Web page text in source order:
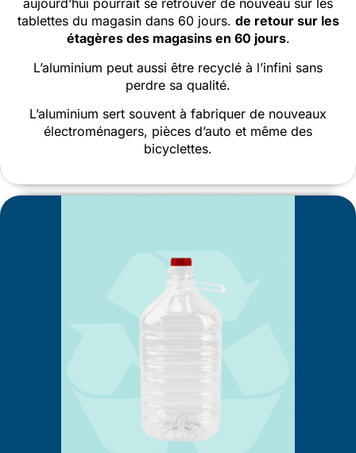
aujourd’hui pourrait se retrouver de nouveau sur les
tablettes du magasin dans 60 jours. de retour sur les
étagères des magasins en 60 jours.
L’aluminium peut aussi être recyclé à l’infini sans
perdre sa qualité.
L’aluminium sert souvent à fabriquer de nouveaux
électroménagers, pièces d’auto et même des
bicyclettes.